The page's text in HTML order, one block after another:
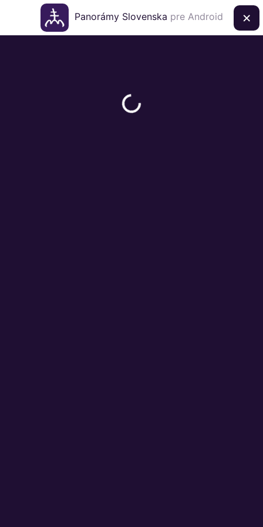
Panorámy Slovenska pre Android ×